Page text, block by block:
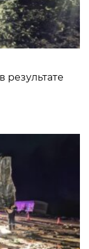
результате